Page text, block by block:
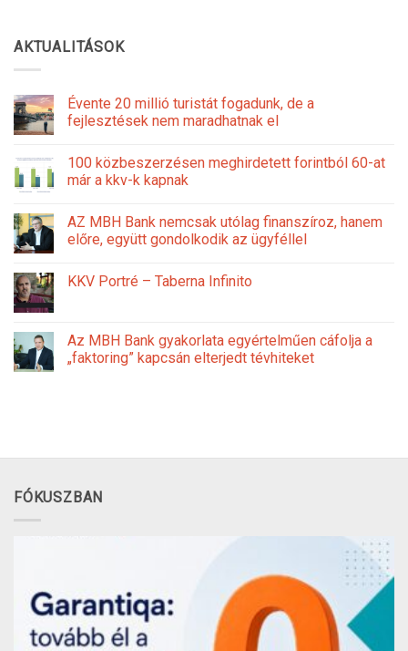
AKTUALITÁSOK
Évente 20 millió turistát fogadunk, de a
fejlesztések nem maradhatnak el
100 közbeszerzésen meghirdetett forintból 60-at
már a kkv-k kapnak
AZ MBH Bank nemcsak utólag finanszíroz, hanem
előre, együtt gondolkodik az ügyféllel
KKV Portré – Taberna Infinito
Az MBH Bank gyakorlata egyértelműen cáfolja a
„faktoring” kapcsán elterjedt tévhiteket
FÓKUSZBAN